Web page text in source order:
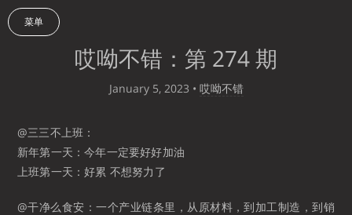
菜单
哎呦不错：第 274 期
January 5, 2023 • 哎呦不错
@三三不上班：
新年第一天：今年一定要好好加油
上班第一天：好累 不想努力了 ​​​
@干净么食安：一个产业链条里，从原材料，到加工制造，到销